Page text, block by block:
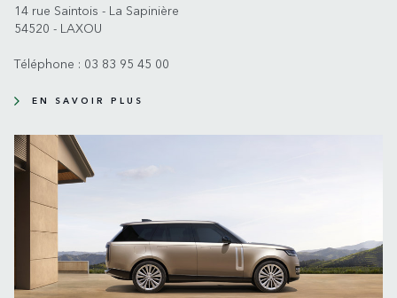
14 rue Saintois - La Sapinière
54520 - LAXOU
Téléphone : 03 83 95 45 00
EN SAVOIR PLUS